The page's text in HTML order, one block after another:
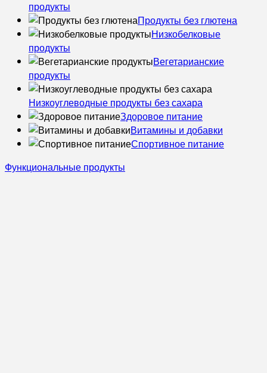
продукты
Продукты без глютена
Низкобелковые
продукты
Вегетарианские
продукты
Низкоуглеводные продукты без сахара
Здоровое питание
Витамины и добавки
Спортивное питание
Функциональные продукты